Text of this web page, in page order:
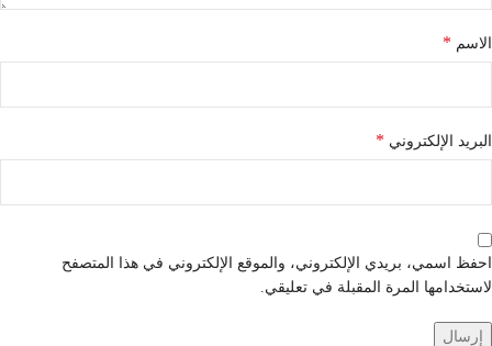
الاسم *
البريد الإلكتروني *
احفظ اسمي، بريدي الإلكتروني، والموقع الإلكتروني في هذا المتصفح
لاستخدامها المرة المقبلة في تعليقي.